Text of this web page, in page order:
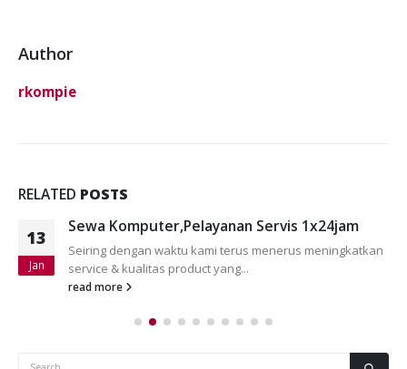
Author
rkompie
RELATED POSTS
13
Jan
Sewa Komputer,Pelayanan Servis 1x24jam
Seiring dengan waktu kami terus menerus meningkatkan
service & kualitas product yang...
read more